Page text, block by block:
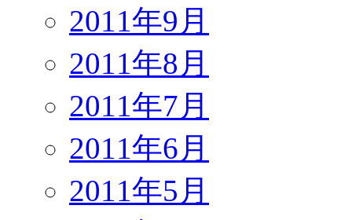
2011年9月
2011年8月
2011年7月
2011年6月
2011年5月